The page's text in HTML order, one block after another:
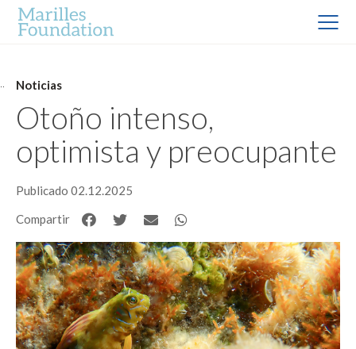
Noticias
Otoño intenso,
optimista y preocupante
Publicado 02.12.2025
Compartir